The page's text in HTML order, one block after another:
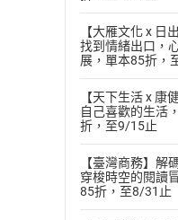
【大雁文化 x 日
找到情緒出口，
展，單本85折，
【天下生活 x 康
自己喜歡的生活
折，至9/15止
【臺灣商務】解
穿梭時空的閱讀
85折，至8/31止